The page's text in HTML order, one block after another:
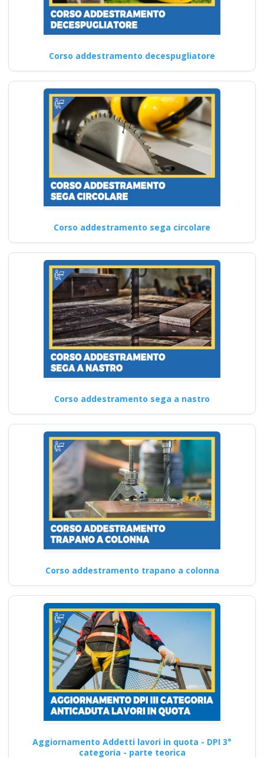
Corso addestramento decespugliatore
Corso addestramento sega circolare
Corso addestramento sega a nastro
Corso addestramento trapano a colonna
Aggiornamento Addetti lavori in quota - DPI 3°
categoria - parte teorica